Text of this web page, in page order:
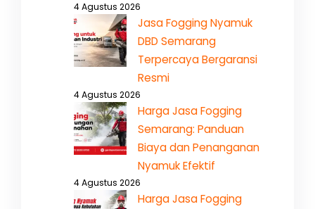
4 Agustus 2026
Jasa Fogging Nyamuk
DBD Semarang
Terpercaya Bergaransi
Resmi
4 Agustus 2026
Harga Jasa Fogging
Semarang: Panduan
Biaya dan Penanganan
Nyamuk Efektif
4 Agustus 2026
Harga Jasa Fogging